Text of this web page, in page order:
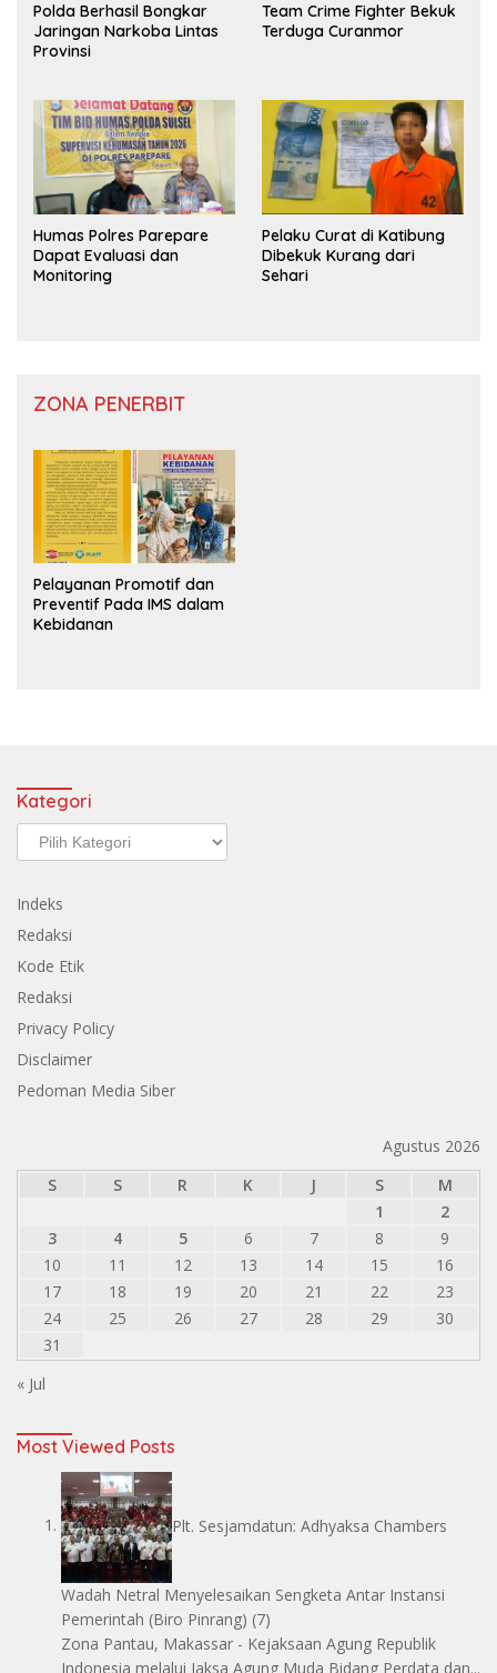
Polda Berhasil Bongkar
Jaringan Narkoba Lintas
Provinsi
Team Crime Fighter Bekuk
Terduga Curanmor
Humas Polres Parepare
Dapat Evaluasi dan
Monitoring
Pelaku Curat di Katibung
Dibekuk Kurang dari
Sehari
ZONA PENERBIT
Pelayanan Promotif dan
Preventif Pada IMS dalam
Kebidanan
Kategori
Kategori
Indeks
Redaksi
Kode Etik
Redaksi
Privacy Policy
Disclaimer
Pedoman Media Siber
Agustus 2026
S
S R K J S
M
1
2
3
4 5 6 7 8
9
10
11 12 13 14 15
16
17
18 19 20 21 22
23
24
25 26 27 28 29
30
31
« Jul
Most Viewed Posts
Plt. Sesjamdatun: Adhyaksa Chambers
Wadah Netral Menyelesaikan Sengketa Antar Instansi
Pemerintah (Biro Pinrang) (7)
Zona Pantau, Makassar - Kejaksaan Agung Republik
Indonesia melalui Jaksa Agung Muda Bidang Perdata dan...